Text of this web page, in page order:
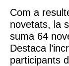
Com a
novetats, la
suma 64
Destaca
participants